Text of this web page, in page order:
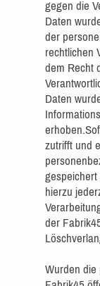
gegen die
Daten
der
rechtlichen
dem Recht
Daten
zutrifft und
hierzu
der
Wurden